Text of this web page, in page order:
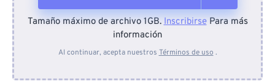
Desde el dispositivo
Tamaño máximo de archivo 1GB.InscribirsePara más
información
Al continuar, acepta nuestros Términos de uso .